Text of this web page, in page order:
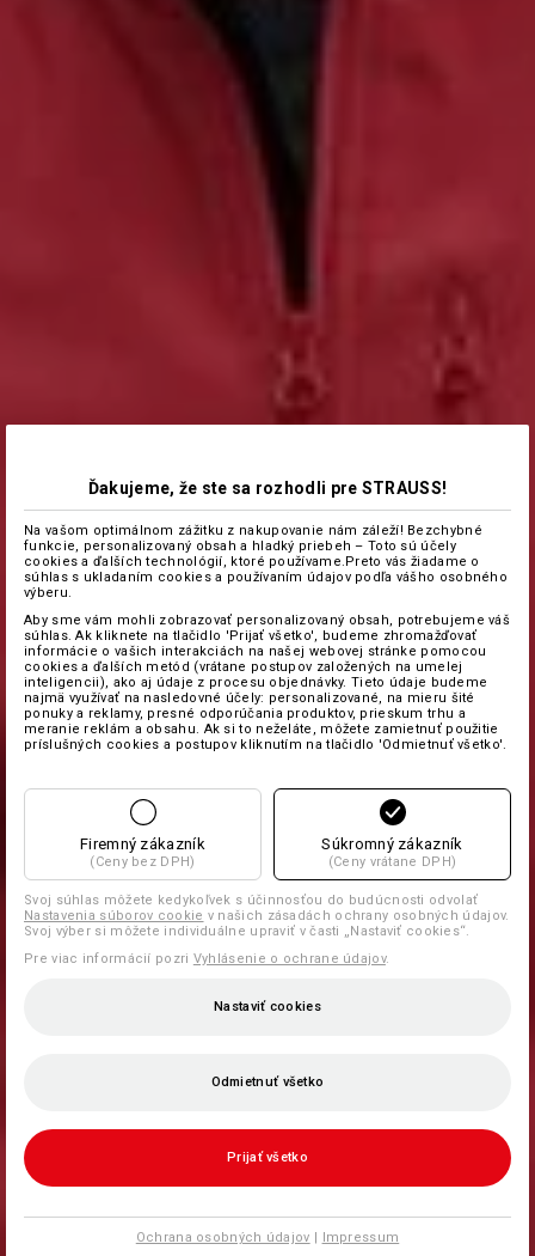
Ďakujeme, že ste sa rozhodli pre STRAUSS!
Na vašom optimálnom zážitku z nakupovanie nám záleží! Bezchybné
funkcie, personalizovaný obsah a hladký priebeh – Toto sú účely
cookies a ďalších technológií, ktoré používame.Preto vás žiadame o
súhlas s ukladaním cookies a používaním údajov podľa vášho osobného
výberu.
Aby sme vám mohli zobrazovať personalizovaný obsah, potrebujeme váš
súhlas. Ak kliknete na tlačidlo 'Prijať všetko', budeme zhromažďovať
informácie o vašich interakciách na našej webovej stránke pomocou
cookies a ďalších metód (vrátane postupov založených na umelej
inteligencii), ako aj údaje z procesu objednávky. Tieto údaje budeme
najmä využívať na nasledovné účely: personalizované, na mieru šité
ponuky a reklamy, presné odporúčania produktov, prieskum trhu a
meranie reklám a obsahu. Ak si to neželáte, môžete zamietnuť použitie
príslušných cookies a postupov kliknutím na tlačidlo 'Odmietnuť všetko'.
Firemný zákazník
(Ceny bez DPH)
Súkromný zákazník
(Ceny vrátane DPH)
Svoj súhlas môžete kedykoľvek s účinnosťou do budúcnosti odvolať
Nastavenia súborov cookie v našich zásadách ochrany osobných údajov.
Svoj výber si môžete individuálne upraviť v časti „Nastaviť cookies“.
Pre viac informácií pozri Vyhlásenie o ochrane údajov.
Nastaviť cookies
Odmietnuť všetko
Prijať všetko
Ochrana osobných údajov | Impressum